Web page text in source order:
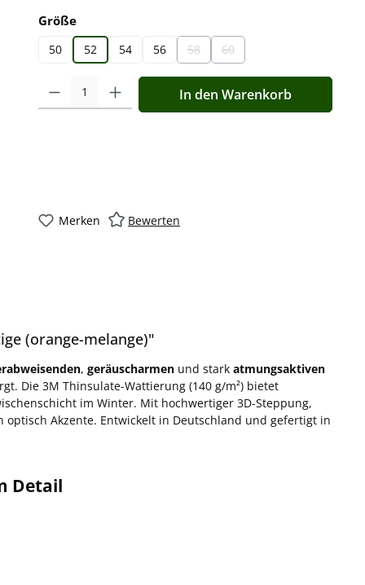
Größeauswählen
50 52 54 56 58
(Diese Option ist zurzeit nicht
60
(Diese Option ist zurzeit nicht
Produkt Anzahl: Gib den gewünschten Wert ein oder
In den Warenkorb
Merken Bewerten
(orange-melange)"
, geräuscharmen und stark atmungsaktiven
Die 3M Thinsulate-Wattierung (140 g/m²) bietet
im Winter. Mit hochwertiger 3D-Steppung,
Akzente. Entwickelt in Deutschland und gefertigt in
Detail